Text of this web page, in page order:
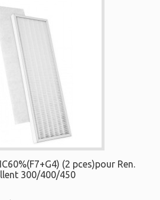
(2 pces)pour Ren.
300/400/450